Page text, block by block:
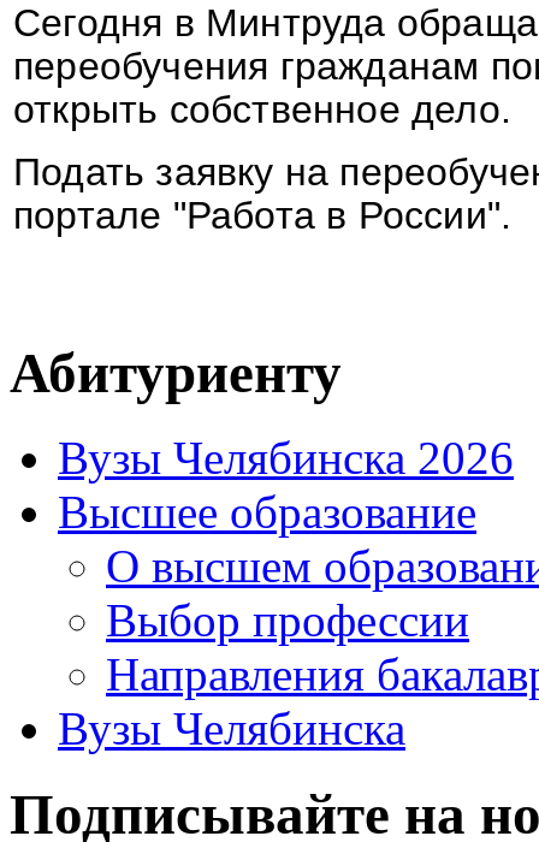
Сегодня в Минтруда
переобучения гражданам
открыть собственное дело.
Подать заявку на
портале "Работа в России".
Абитуриенту
Вузы Челябинска 2026
Высшее образование
О высшем
Выбор профессии
Направления
Вузы Челябинска
Подписывайте на